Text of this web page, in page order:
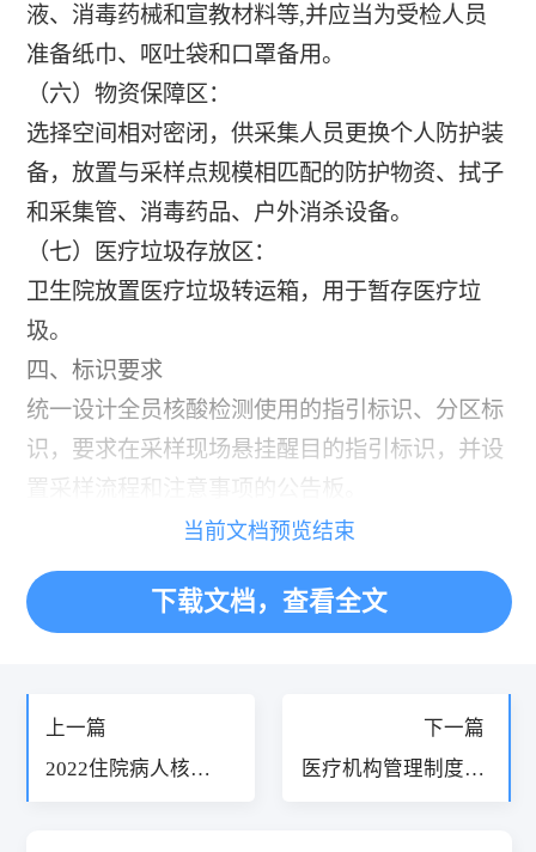
液、消毒药械和宣教材料等,并应当为受检人员
准备纸巾、呕吐袋和口罩备用。
（六）物资保障区：
选择空间相对密闭，供采集人员更换个人防护装
备，放置与采样点规模相匹配的防护物资、拭子
和采集管、消毒药品、户外消杀设备。
（七）医疗垃圾存放区：
卫生院放置医疗垃圾转运箱，用于暂存医疗垃
圾。
四、标识要求
统一设计全员核酸检测使用的指引标识、分区标
识，要求在采样现场悬挂醒目的指引标识，并设
置采样流程和注意事项的公告板。
«
当前文档预览结束
下载文档，查看全文
上一篇
2022住院病人核酸
下一篇
医疗机构管理制度标